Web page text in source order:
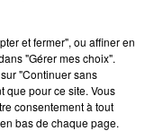
et fermer", ou affiner en
"Gérer mes choix".
"Continuer sans
que pour ce site. Vous
consentement à tout
bas de chaque page.